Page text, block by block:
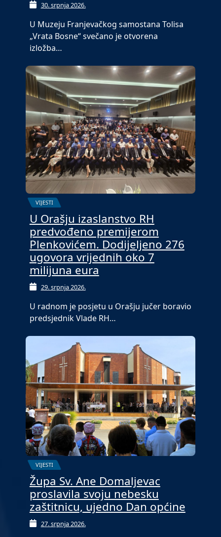
30. srpnja 2026.
U Muzeju Franjevačkog samostana Tolisa
„Vrata Bosne“ svečano je otvorena
izložba…
VIJESTI
U Orašju izaslanstvo RH
predvođeno premijerom
Plenkovićem. Dodijeljeno 276
ugovora vrijednih oko 7
milijuna eura
29. srpnja 2026.
U radnom je posjetu u Orašju jučer boravio
predsjednik Vlade RH…
VIJESTI
Župa Sv. Ane Domaljevac
proslavila svoju nebesku
zaštitnicu, ujedno Dan općine
27. srpnja 2026.